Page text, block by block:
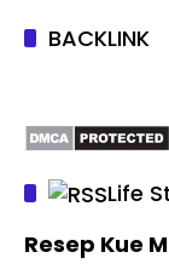
BACKLINK
Life
Resep Kue